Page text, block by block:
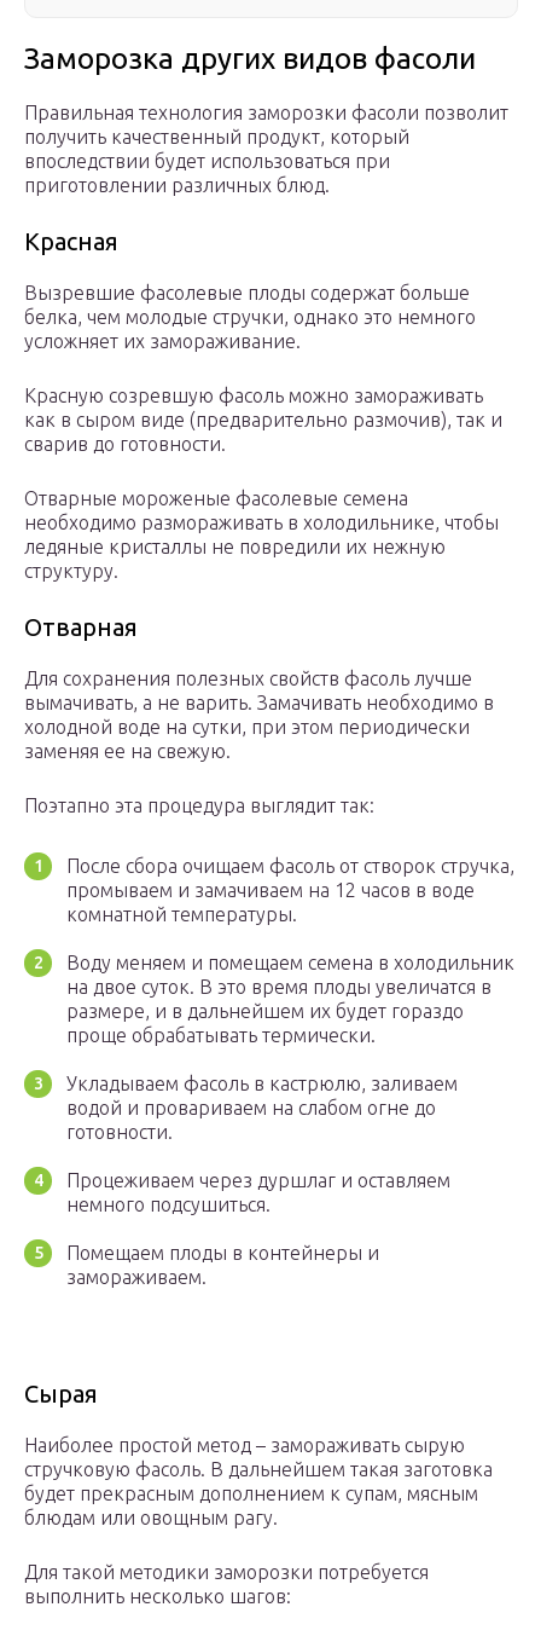
Заморозка других видов фасоли
Правильная технология заморозки фасоли позволит
получить качественный продукт, который
впоследствии будет использоваться при
приготовлении различных блюд.
Красная
Вызревшие фасолевые плоды содержат больше
белка, чем молодые стручки, однако это немного
усложняет их замораживание.
Красную созревшую фасоль можно замораживать
как в сыром виде (предварительно размочив), так и
сварив до готовности.
Отварные мороженые фасолевые семена
необходимо размораживать в холодильнике, чтобы
ледяные кристаллы не повредили их нежную
структуру.
Отварная
Для сохранения полезных свойств фасоль лучше
вымачивать, а не варить. Замачивать необходимо в
холодной воде на сутки, при этом периодически
заменяя ее на свежую.
Поэтапно эта процедура выглядит так:
После сбора очищаем фасоль от створок стручка,
промываем и замачиваем на 12 часов в воде
комнатной температуры.
Воду меняем и помещаем семена в холодильник
на двое суток. В это время плоды увеличатся в
размере, и в дальнейшем их будет гораздо
проще обрабатывать термически.
Укладываем фасоль в кастрюлю, заливаем
водой и провариваем на слабом огне до
готовности.
Процеживаем через дуршлаг и оставляем
немного подсушиться.
Помещаем плоды в контейнеры и
замораживаем.
Сырая
Наиболее простой метод – замораживать сырую
стручковую фасоль. В дальнейшем такая заготовка
будет прекрасным дополнением к супам, мясным
блюдам или овощным рагу.
Для такой методики заморозки потребуется
выполнить несколько шагов: